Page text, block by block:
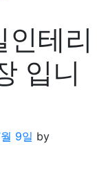
테리
입니
9일 by